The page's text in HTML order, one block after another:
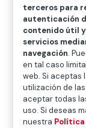
V
W
Clip de
terceros para
autenticación
contenido útil
servicios
navegación.
en tal caso
web. Si aceptas
utilización de
aceptar todas
uso. Si deseas
nuestra Política